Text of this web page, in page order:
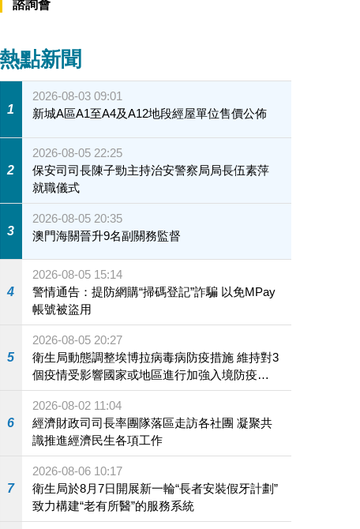
諮詢會
熱點新聞
1
2026-08-03 09:01
新城A區A1至A4及A12地段經屋單位售價公佈
2
2026-08-05 22:25
保安司司長陳子勁主持治安警察局局長伍素萍
就職儀式
3
2026-08-05 20:35
澳門海關晉升9名副關務監督
4
2026-08-05 15:14
警情通告：提防網購“掃碼登記”詐騙 以免MPay
帳號被盜用
5
2026-08-05 20:27
衛生局動態調整埃博拉病毒病防疫措施 維持對3
個疫情受影響國家或地區進行加強入境防疫措
施
6
2026-08-02 11:04
經濟財政司司長率團隊落區走訪各社團 凝聚共
識推進經濟民生各項工作
7
2026-08-06 10:17
衛生局於8月7日開展新一輪“長者安裝假牙計劃”
致力構建“老有所醫”的服務系統